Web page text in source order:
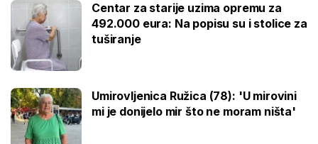
Centar za starije uzima opremu za
492.000 eura: Na popisu su i stolice za
tuširanje
Umirovljenica Ružica (78): 'U mirovini
mi je donijelo mir što ne moram ništa'